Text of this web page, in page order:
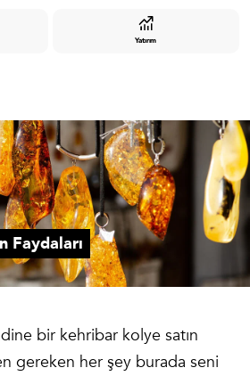
Yatırım
Faydaları
bir kehribar kolye satın
gereken her şey burada seni